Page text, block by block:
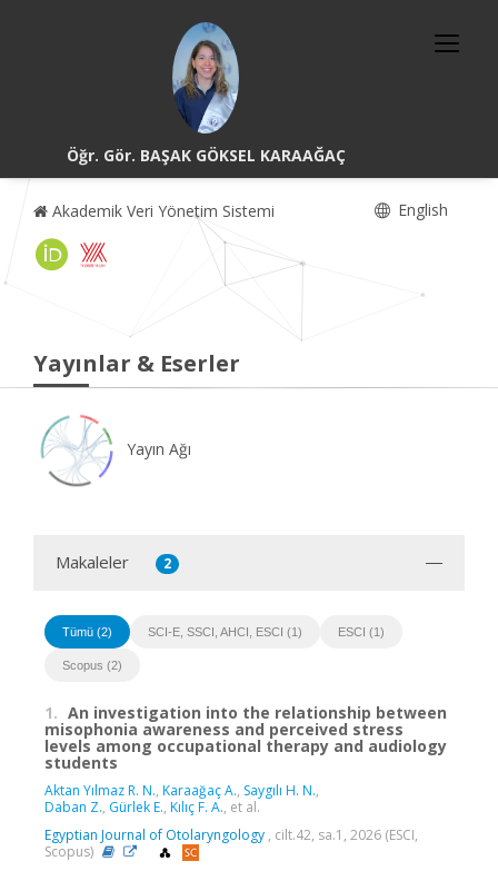
Öğr. Gör. BAŞAK GÖKSEL KARAAĞAÇ
Akademik Veri Yönetim Sistemi English
Yayınlar & Eserler
Yayın Ağı
Makaleler 2
Tümü (2) SCI-E, SSCI, AHCI, ESCI (1) ESCI (1)
Scopus (2)
1. An investigation into the relationship between
misophonia awareness and perceived stress
levels among occupational therapy and audiology
students
Aktan Yılmaz R. N., Karaağaç A., Saygılı H. N.,
Daban Z., Gürlek E., Kılıç F. A., et al.
Egyptian Journal of Otolaryngology , cilt.42, sa.1, 2026 (ESCI,
Scopus)